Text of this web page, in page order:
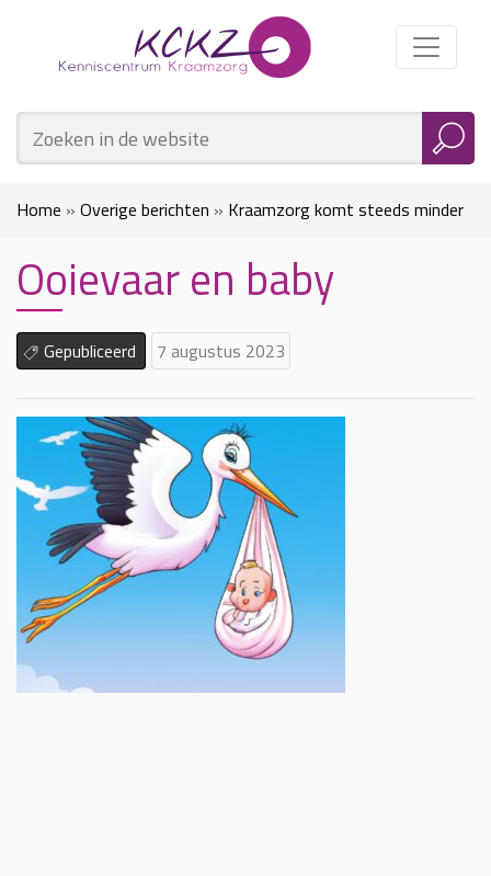
Home » Overige berichten » Kraamzorg komt steeds minder
thuis, maar meldt zich bij ouders via het beeldscherm en met
apps»
Ooievaar en baby
Gepubliceerd 7 augustus 2023